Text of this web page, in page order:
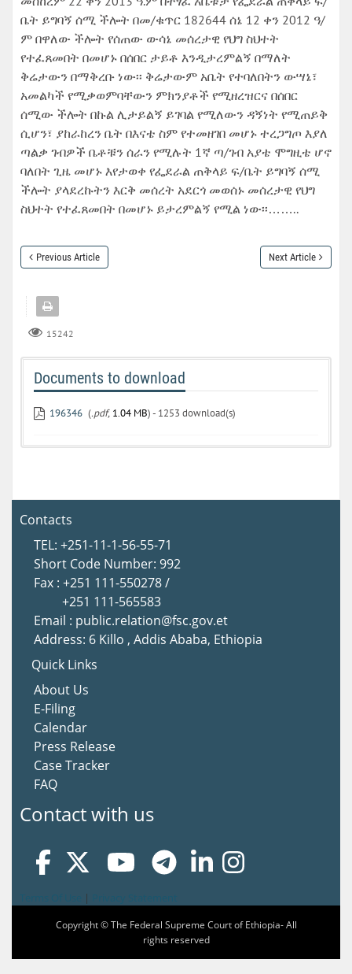
ቤት ይግባኝ ሰሚ ችሎት በመ/ቁጥር 182644 ሰኔ 12 ቀን 2012 ዓ/
ም በዋለው ችሎት የሰጠው ውሳኔ መሰረታዊ የህግ ስህተት
የተፈጸመበት በመሆኑ በሰበር ታይቶ እንዲታረምልኝ በማለት
ቅሬታውን በማቅረቡ ነው፡፡ ቅሬታውም አቤት የተባለበትን ውሣኔ፣
አመልካች የሚቃወምባቸውን ምክንያቶች የሚዘረዝርና በሰበር
ሰሚው ችሎት በኩል ሊታይልኝ ይገባል የሚለውን ዳኝነት የሚጠይቅ
ሲሆን፣ ያከራከረን ቤት በእናቴ ስም የተመዘገበ መሆኑ ተረጋግጦ እያለ
ጣልቃ ገብዎች ቤቶቹን ሰራን የሚሉት 1ኛ ጣ/ገብ አያቴ ሞግዚቴ ሆኖ
ባለበት ጊዜ መሆኑ እየታወቀ የፌደራል ጠቅላይ ፍ/ቤት ይግባኝ ሰሚ
ችሎት ያላደረኩትን እርቅ መሰረት አደርጎ መወሰኑ መሰረታዊ የህግ
ስህተት የተፈጸመበት በመሆኑ ይታረምልኝ የሚል ነው፡፡……..
Previous Article Next Article
15242
Documents to download
196346 (.pdf, 1.04 MB) - 1253 download(s)
Contacts
TEL: +251-11-1-56-55-71
Short Code Number: 992
Fax : +251 111-550278 /
+251 111-565583
Email : public.relation@fsc.gov.et
Address: 6 Killo , Addis Ababa, Ethiopia
Quick Links
About Us
E-Filing
Calendar
Press Release
Case Tracker
FAQ
Contact with us
|
Copyright © The Federal Supreme Court of Ethiopia- All
rights reserved